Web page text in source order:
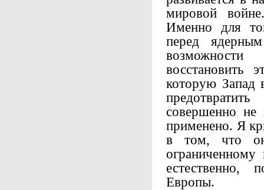
мировой
Именно для
перед
восстановить
которую Запад
совершенно
применено. Я
в том, что
естественно,
Европы.